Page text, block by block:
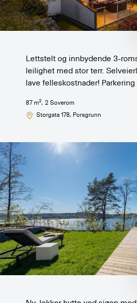
Lettstelt og innbydende 3-
leilighet med stor terr.
lave felleskostnader! Parkering
87 m2, 2 Soverom
Storgata 178, Porsgrunn